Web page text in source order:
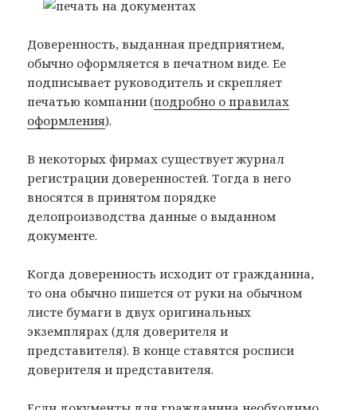
Доверенность, выданная предприятием,
обычно оформляется в печатном виде. Ее
подписывает руководитель и скрепляет
печатью компании (подробно о правилах
оформления).
В некоторых фирмах существует журнал
регистрации доверенностей. Тогда в него
вносятся в принятом порядке
делопроизводства данные о выданном
документе.
Когда доверенность исходит от гражданина,
то она обычно пишется от руки на обычном
листе бумаги в двух оригинальных
экземплярах (для доверителя и
представителя). В конце ставятся росписи
доверителя и представителя.